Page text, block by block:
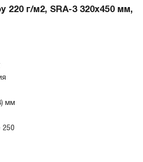
220 г/м2, SRA-3 320x450 мм,
мм
250